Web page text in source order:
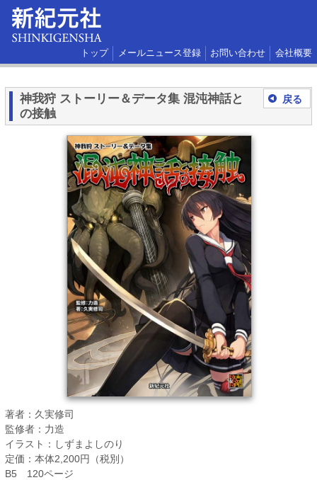
トップ メールニュース登録 お問い合わせ 会社概要
戻る
神我狩 ストーリー＆データ集 混沌神話と
の接触
著者：久実修司
監修者：力造
イラスト：しずまよしのり
定価：本体2,200円（税別）
B5 120ページ